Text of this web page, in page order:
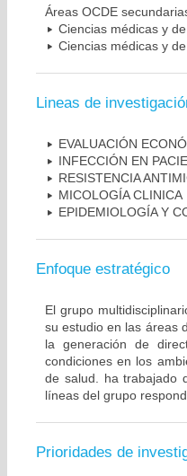
Áreas OCDE
Ciencias médicas y
Ciencias médicas y
Lineas de
EVALUACIÓN
INFECCIÓN EN
RESISTENCIA
MICOLOGÍA CLINICA
EPIDEMIOLOGÍA Y
Enfoque estratégico
El grupo
su estudio en las áreas
la generación de
condiciones en los
de salud. ha trabajado
líneas del grupo
Prioridades de